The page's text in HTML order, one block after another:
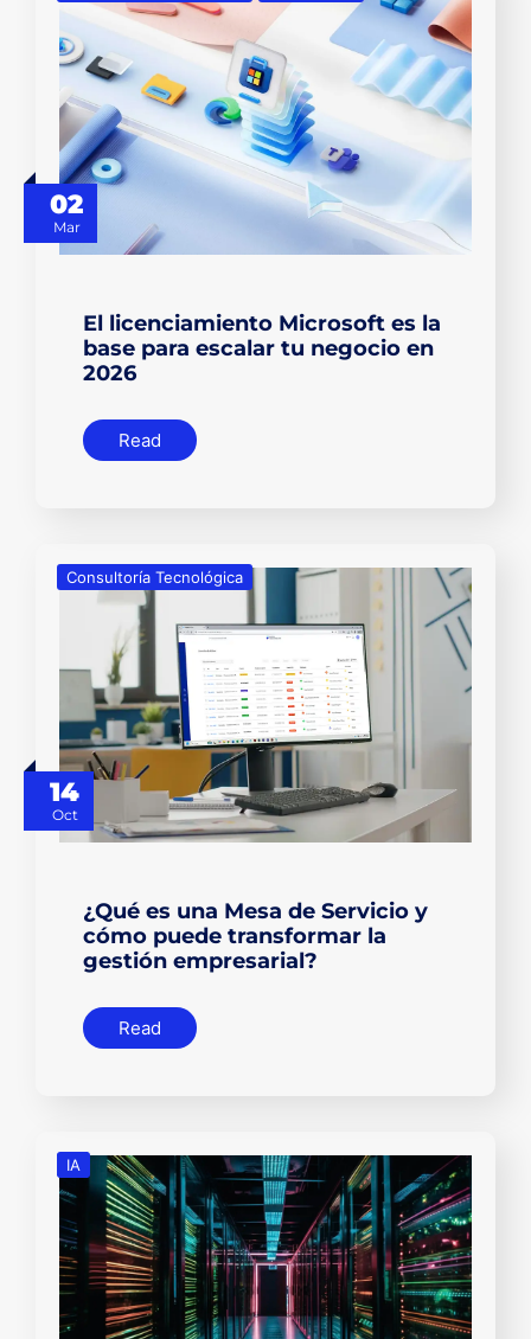
02
Mar
El licenciamiento Microsoft es la
base para escalar tu negocio en
2026
Read
14
Oct
Consultoría Tecnológica
¿Qué es una Mesa de Servicio y
cómo puede transformar la
gestión empresarial?
Read
IA